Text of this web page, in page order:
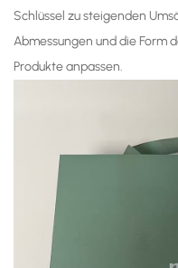
Schlüssel zu steigenden
Abmessungen und die Form
Produkte anpassen.